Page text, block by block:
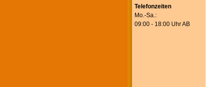
Telefonzeiten
Mo.-Sa.:
09:00 - 18:00 Uhr AB